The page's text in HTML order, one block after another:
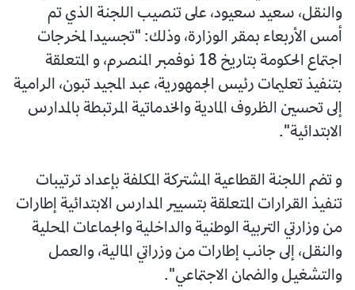
والنقل، سعيد سعيود، على تنصيب اللجنة الذي تم
أمس الأربعاء بمقر الوزارة، وذلك: "تجسيدا لمخرجات
اجتماع الحكومة بتاريخ 18 نوفمبر المنصرم، و المتعلقة
بتنفيذ تعليمات رئيس الجمهورية، عبد المجيد تبون، الرامية
إلى تحسين الظروف المادية والخدماتية المرتبطة بالمدارس
الابتدائية".
و تضم اللجنة القطاعية المشتركة المكلفة بإعداد ترتيبات
تنفيذ القرارات المتعلقة بتسيير المدارس الابتدائية إطارات
من وزارتي التربية الوطنية والداخلية والجماعات المحلية
والنقل، إلى جانب إطارات من وزراتي المالية، والعمل
والتشغيل والضمان الاجتماعي".